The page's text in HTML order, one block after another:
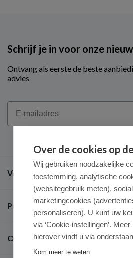
Schrijf je in voor onze
Ontvang als eerste de beste
advies
Email
Veel gestelde vragen
Populaire merken
Over ons
Over de cookies op
Wij gebruiken noodzakelijke
toestemming, analytische
(websitegebruik meten),
marketingcookies
personaliseren). U kunt uw
via ‘Cookie-instellingen’.
hierover vindt u via
Kom meer te weten